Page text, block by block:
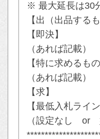
※ 最大延長は30
【出（出品する
【即決】
（あれば記載）
【特に求めるも
（あれば記載）
【求】
【最低入札ライン
（設定なし or